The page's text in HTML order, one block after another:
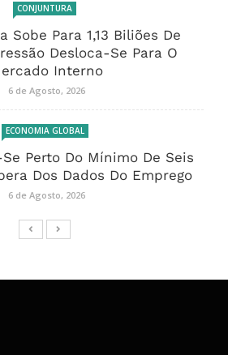
CONJUNTURA
Sobe Para 1,13 Biliões De
Desloca-Se Para O
Interno
6 de Agosto, 2026
ECONOMIA GLOBAL
Perto Do Mínimo De Seis
Dos Dados Do Emprego
6 de Agosto, 2026